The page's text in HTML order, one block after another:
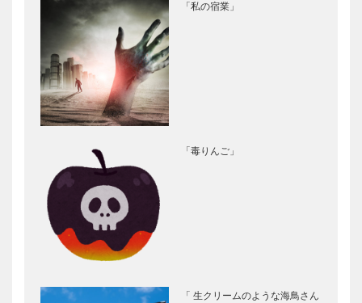
「私の宿業」
「毒りんご」
「 生クリームのような海鳥さん